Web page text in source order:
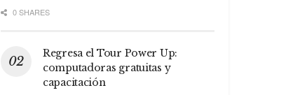
0 SHARES
Regresa el Tour Power Up:
computadoras gratuitas y
capacitación